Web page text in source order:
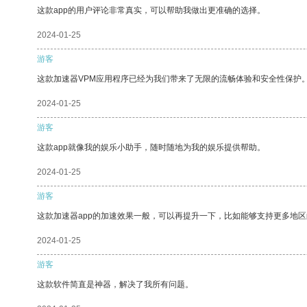
这款app的用户评论非常真实，可以帮助我做出更准确的选择。
2024-01-25
游客
这款加速器VPM应用程序已经为我们带来了无限的流畅体验和安全性保护。
2024-01-25
游客
这款app就像我的娱乐小助手，随时随地为我的娱乐提供帮助。
2024-01-25
游客
这款加速器app的加速效果一般，可以再提升一下，比如能够支持更多地区
2024-01-25
游客
这款软件简直是神器，解决了我所有问题。